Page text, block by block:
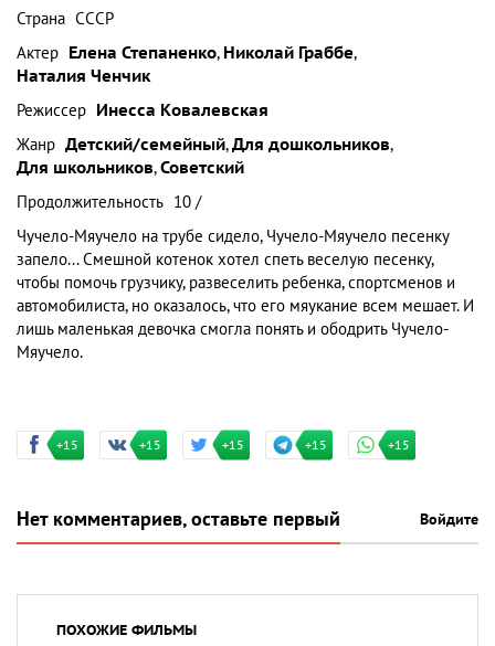
Страна СССР
Актер Елена Степаненко, Николай Граббе,
Наталия Ченчик
Режиссер Инесса Ковалевская
Жанр Детский/семейный,Для дошкольников,
Для школьников,Советский
Продолжительность 10 /
Чучело-Мяучело на трубе сидело, Чучело-Мяучело песенку
запело... Смешной котенок хотел спеть веселую песенку,
чтобы помочь грузчику, развеселить ребенка, спортсменов и
автомобилиста, но оказалось, что его мяукание всем мешает. И
лишь маленькая девочка смогла понять и ободрить Чучело-
Мяучело.
+15 +15 +15 +15 +15
Нет комментариев, оставьте первый Войдите
ПОХОЖИЕ ФИЛЬМЫ